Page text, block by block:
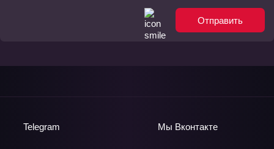
Отправить
Telegram Мы Вконтакте